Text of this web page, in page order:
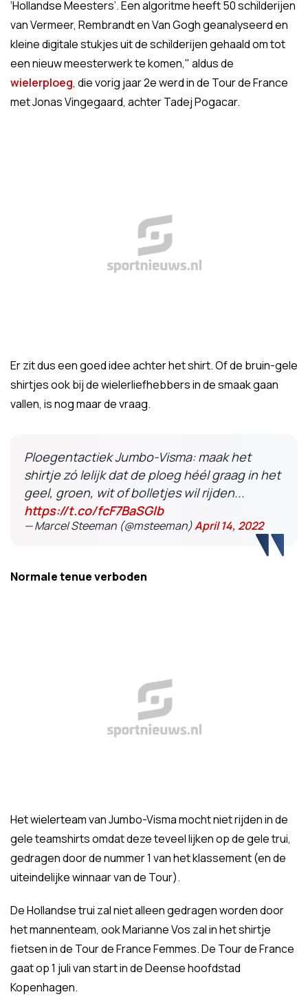
‘Hollandse Meesters’. Een algoritme heeft 50 schilderijen
van Vermeer, Rembrandt en Van Gogh geanalyseerd en
kleine digitale stukjes uit de schilderijen gehaald om tot
een nieuw meesterwerk te komen," aldus de
wielerploeg, die vorig jaar 2e werd in de Tour de France
met Jonas Vingegaard, achter Tadej Pogacar.
Er zit dus een goed idee achter het shirt. Of de bruin-gele
shirtjes ook bij de wielerliefhebbers in de smaak gaan
vallen, is nog maar de vraag.
Ploegentactiek Jumbo-Visma: maak het
shirtje zó lelijk dat de ploeg héél graag in het
geel, groen, wit of bolletjes wil rijden...
https://t.co/fcF7BaSGlb
— Marcel Steeman (@msteeman)April 14, 2022
Normale tenue verboden
Het wielerteam van Jumbo-Visma mocht niet rijden in de
gele teamshirts omdat deze teveel lijken op de gele trui,
gedragen door de nummer 1 van het klassement (en de
uiteindelijke winnaar van de Tour).
De Hollandse trui zal niet alleen gedragen worden door
het mannenteam, ook Marianne Vos zal in het shirtje
fietsen in de Tour de France Femmes. De Tour de France
gaat op 1 juli van start in de Deense hoofdstad
Kopenhagen.